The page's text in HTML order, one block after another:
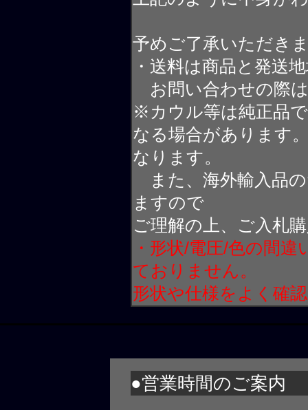
予めご了承いただき
・送料は商品と発送
お問い合わせの際
※カウル等は純正品
なる場合があります
なります。
また、海外輸入品
ますので
ご理解の上、ご入札
・形状/電圧/色の間
ておりません。
形状や仕様をよく確
●営業時間のご案内